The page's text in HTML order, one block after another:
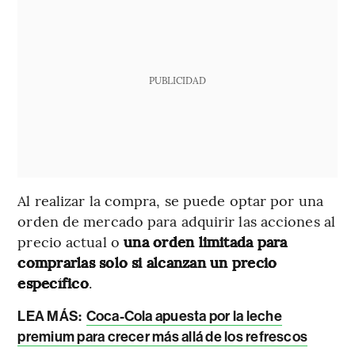
PUBLICIDAD
Al realizar la compra, se puede optar por una
orden de mercado para adquirir las acciones al
precio actual o una orden limitada para
comprarlas solo si alcanzan un precio
específico.
LEA MÁS: Coca-Cola apuesta por la leche
premium para crecer más allá de los refrescos